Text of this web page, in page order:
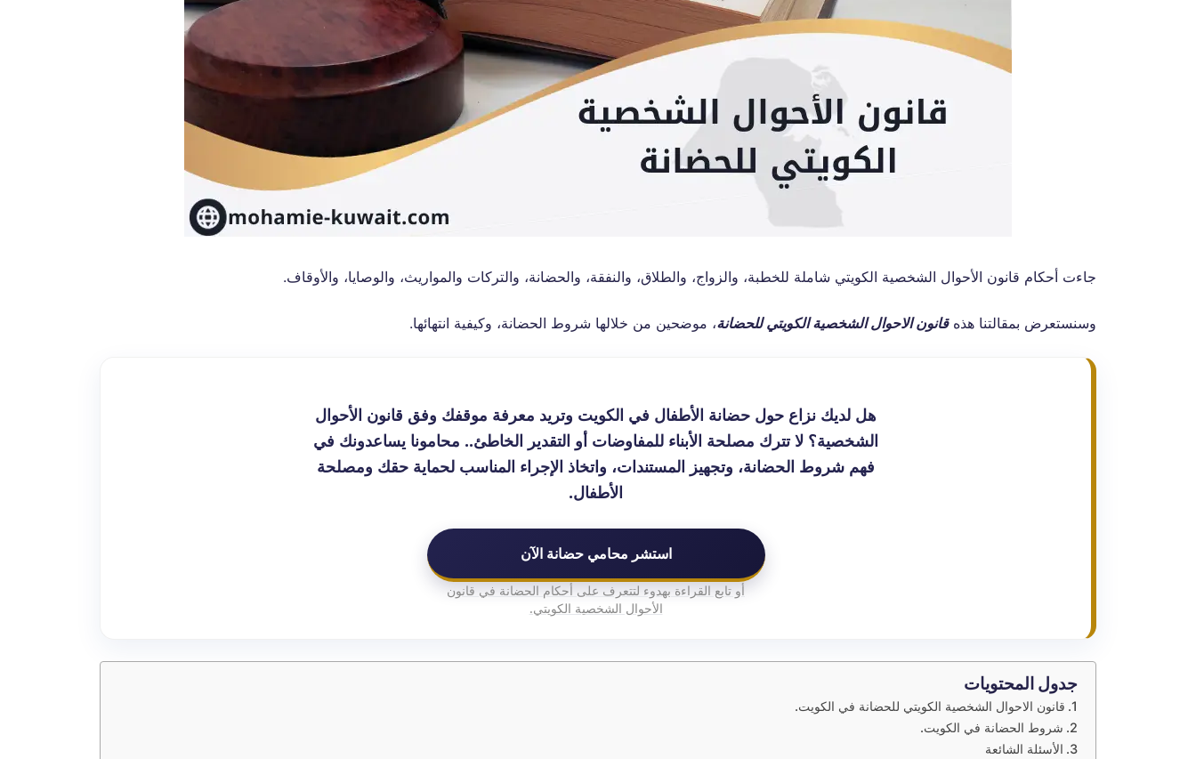
جاءت أحكام قانون الأحوال الشخصية الكويتي شاملة للخطبة، والزواج، والطلاق، والنفقة، والحضانة، والتركات والمواريث، والوصايا، والأوقاف.
وسنستعرض بمقالتنا هذهقانون الاحوال الشخصية الكويتي للحضانة، موضحين من خلالها شروط الحضانة، وكيفية انتهائها.
هل لديك نزاع حول حضانة الأطفال في الكويت وتريد معرفة موقفك وفق قانون الأحوال
الشخصية؟ لا تترك مصلحة الأبناء للمفاوضات أو التقدير الخاطئ.. محامونا يساعدونك في
فهم شروط الحضانة، وتجهيز المستندات، واتخاذ الإجراء المناسب لحماية حقك ومصلحة
الأطفال.
استشر محامي حضانة الآن
أو تابع القراءة بهدوء لتتعرف على أحكام الحضانة في قانون
الأحوال الشخصية الكويتي.
جدول المحتويات
قانون الاحوال الشخصية الكويتي للحضانة في الكويت.
شروط الحضانة في الكويت.
الأسئلة الشائعة